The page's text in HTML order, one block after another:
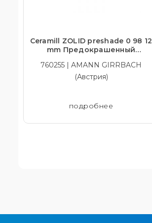
Ceramill ZOLID preshade 0 98 12
mm Предокрашенный
циркония
760255 | AMANN GIRRBACH
(Австрия)
подробнее